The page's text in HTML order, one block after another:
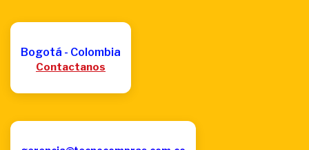
Bogotá - Colombia
Contactanos